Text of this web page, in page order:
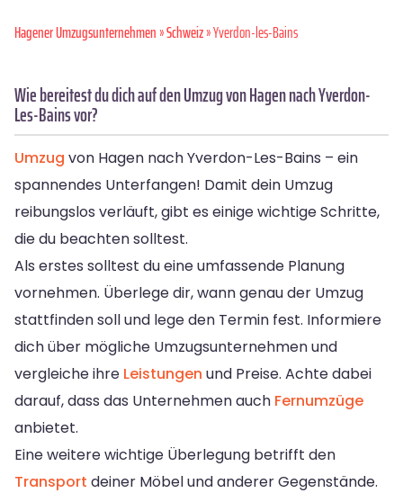
Hagener Umzugsunternehmen»Schweiz» Yverdon-les-Bains
Wie bereitest du dich auf den Umzug von Hagen nach Yverdon-
Les-Bains vor?
Umzug von Hagen nach Yverdon-Les-Bains – ein
spannendes Unterfangen! Damit dein Umzug
reibungslos verläuft, gibt es einige wichtige Schritte,
die du beachten solltest.
Als erstes solltest du eine umfassende Planung
vornehmen. Überlege dir, wann genau der Umzug
stattfinden soll und lege den Termin fest. Informiere
dich über mögliche Umzugsunternehmen und
vergleiche ihre Leistungen und Preise. Achte dabei
darauf, dass das Unternehmen auch Fernumzüge
anbietet.
Eine weitere wichtige Überlegung betrifft den
Transport deiner Möbel und anderer Gegenstände.